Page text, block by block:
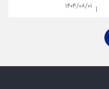
۱۴۰۴/۰۸/۰۱